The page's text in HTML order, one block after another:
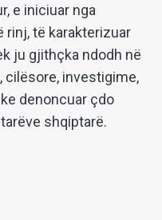
e iniciuar nga
të karakterizuar
ju gjithçka ndodh në
cilësore, investigime,
denoncuar çdo
shqiptarë.